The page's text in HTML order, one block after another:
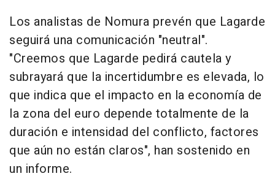
Los analistas de Nomura prevén que Lagarde
seguirá una comunicación "neutral".
"Creemos que Lagarde pedirá cautela y
subrayará que la incertidumbre es elevada, lo
que indica que el impacto en la economía de
la zona del euro depende totalmente de la
duración e intensidad del conflicto, factores
que aún no están claros", han sostenido en
un informe.